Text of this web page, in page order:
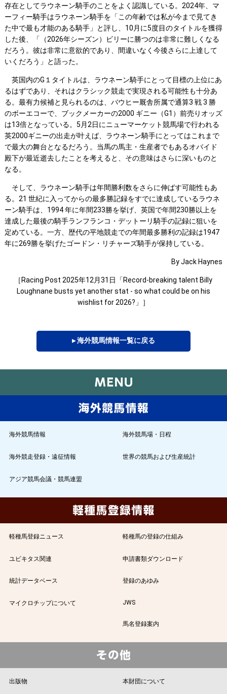
存在としてラウネーン騎手のことをよく認識している。2024年、マ
ーフィー騎手はラウネーン騎手を「この年齢では私が今まで見てき
た中で最も才能のある騎手」と評し、10月に5度目のタイトルを獲得
した後、「（2026年シーズン）ビリーに勝つのは非常に難しくなる
だろう。彼は非常に意欲的であり、間違いなく今後さらに上達して
いくだろう」と語った。
英国内のG１タイトルは、ラウネーン騎手にとって目標の上位にあ
るはずであり、それはクラシック競走で実現される可能性も十分あ
る。最有力候補と見られるのは、バウヒー厩舎所属で通算3 戦 3 勝
のボーエコーで、ブックメーカーの2000 ギニー（G1）前売りオッズ
は13倍となっている。5月2日にニューマーケット競馬場で行われる
英2000ギニーの出走が叶えば、ラウネーン騎手にとってはこれまで
で最大の舞台となるだろう。当馬の馬主・生産者でもあるオバイド
殿下が最近逝去したことを考えると、その意味はさらに深いものと
なる。
そして、ラウネーン騎手は年間勝利数をさらに伸ばす可能性もあ
る。21 世紀に入ってからの最多勝記録をすでに達成しているラウネ
ーン騎手は、1994 年に年間233勝を挙げ、英国で年間230勝以上を
達成した最後の騎手ランフランコ・デットーリ騎手の記録に狙いを
定めている。一方、歴代の平地競走での年間最多勝利の記録は1947
年に269勝を挙げたゴードン・リチャーズ騎手が保持している。
By Jack Haynes
［Racing Post 2025年12月31日「Record-breaking talent Billy
Loughnane busts yet another stat - so what could be on his
wishlist for 2026?」］
▸ 海外競馬情報一覧に戻る
海外競馬情報 海外競馬場・日程
海外競走登録・遠征情報 世界の競馬および生産統計
アジア競馬会議・競馬連盟
軽種馬登録ニュース 軽種馬の登録の仕組み
ユビキタス関連 申請書類ダウンロード
統計データベース 登録のあゆみ
マイクロチップについて JWS
馬名登録案内
出版物 本財団について